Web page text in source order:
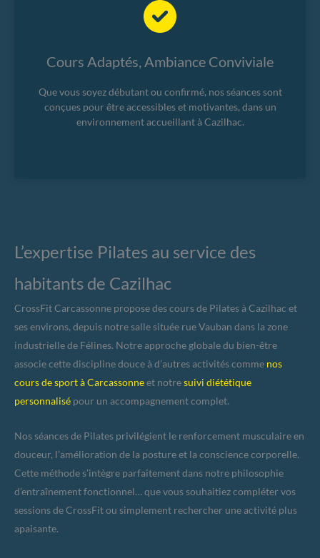
Cours Adaptés, Ambiance Conviviale
Que vous soyez débutant ou confirmé, nos séances sont
conçues pour être accessibles et motivantes, dans un
environnement accueillant à Cazilhac.
L’expertise Pilates au service des
habitants de Cazilhac
CrossFit Carcassonne propose des cours de Pilates à Cazilhac et
ses environs, depuis notre salle située rue Vauban dans la zone
industrielle de Félines. Notre approche globale du bien-être
associe cette discipline douce à d’autres activités comme nos
cours de sport à Carcassonneet notresuivi diététique
personnalisé pour un accompagnement complet.
Nos séances de Pilates privilégient le renforcement musculaire en
douceur, l’amélioration de la posture et la conscience corporelle.
Cette méthode s’intègre parfaitement dans notre philosophie
d’entraînement fonctionnel… que vous souhaitiez compléter vos
sessions de CrossFit ou simplement rechercher une activité plus
apaisante.